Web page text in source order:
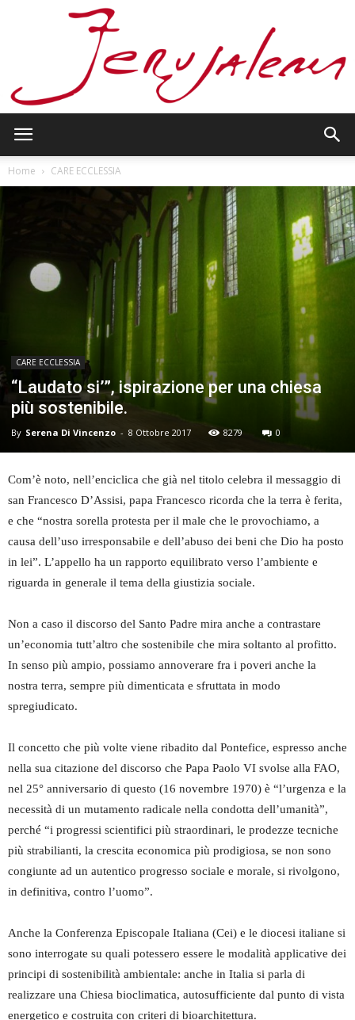
Home CARE ECCLESSIA
CARE ECCLESSIA
“Laudato si’”, ispirazione per una chiesa
più sostenibile.
By Serena Di Vincenzo - 8 Ottobre 2017 8279 0
Com’è noto, nell’enciclica che già nel titolo celebra il messaggio di
san Francesco D’Assisi, papa Francesco ricorda che la terra è ferita,
e che “nostra sorella protesta per il male che le provochiamo, a
causa dell’uso irresponsabile e dell’abuso dei beni che Dio ha posto
in lei”. L’appello ha un rapporto equilibrato verso l’ambiente e
riguarda in generale il tema della giustizia sociale.
Non a caso il discorso del Santo Padre mira anche a contrastare
un’economia tutt’altro che sostenibile che mira soltanto al profitto.
In senso più ampio, possiamo annoverare fra i poveri anche la
nostra terra, sempre più dimenticata e sfruttata in modo
spregiudicato.
Il concetto che più volte viene ribadito dal Pontefice, espresso anche
nella sua citazione del discorso che Papa Paolo VI svolse alla FAO,
nel 25° anniversario di questo (16 novembre 1970) è “l’urgenza e la
necessità di un mutamento radicale nella condotta dell’umanità”,
perché “i progressi scientifici più straordinari, le prodezze tecniche
più strabilianti, la crescita economica più prodigiosa, se non sono
congiunte ad un autentico progresso sociale e morale, si rivolgono,
in definitiva, contro l’uomo”.
Anche la Conferenza Episcopale Italiana (Cei) e le diocesi italiane si
sono interrogate su quali potessero essere le modalità applicative dei
principi di sostenibilità ambientale: anche in Italia si parla di
realizzare una Chiesa bioclimatica, autosufficiente dal punto di vista
energetico e costruita con criteri di bioarchitettura.